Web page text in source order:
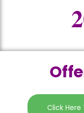
Click